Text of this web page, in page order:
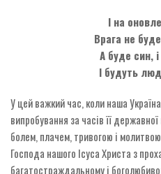
І на
Врага не
А буде син,
І будуть
У цей важкий час, коли наша
випробування за часів її
болем, плачем, тривогою і
Господа нашого Ісуса Христа з
багатостраждальному і